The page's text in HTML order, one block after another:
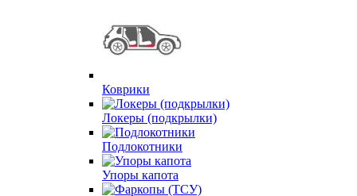
Коврики
Локеры (подкрылки)
Подлокотники
Упоры капота